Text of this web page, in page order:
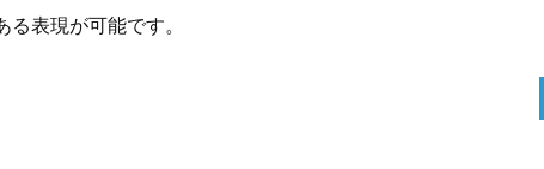
パワーポイントPPTX形式、PNG透明ファイル